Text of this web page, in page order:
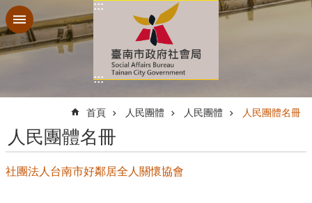
跳到主要內容區塊
:::
:::
首頁 人民團體 人民團體 人民團體名冊
人民團體名冊
社團法人台南市好鄰居全人關懷協會